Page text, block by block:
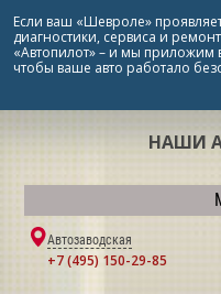
Если ваш «Шевроле»
диагностики, сервиса и
«Автопилот» – и мы приложим
чтобы ваше авто работало
НАШИ
Автозаводская
+7 (495) 150-29-85